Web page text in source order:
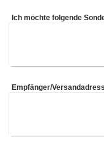
Ich möchte folgende
Empfänger/